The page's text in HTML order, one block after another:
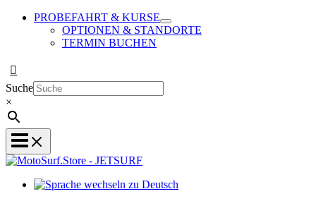
PROBEFAHRT & KURSE
OPTIONEN & STANDORTE
TERMIN BUCHEN
Suche
×